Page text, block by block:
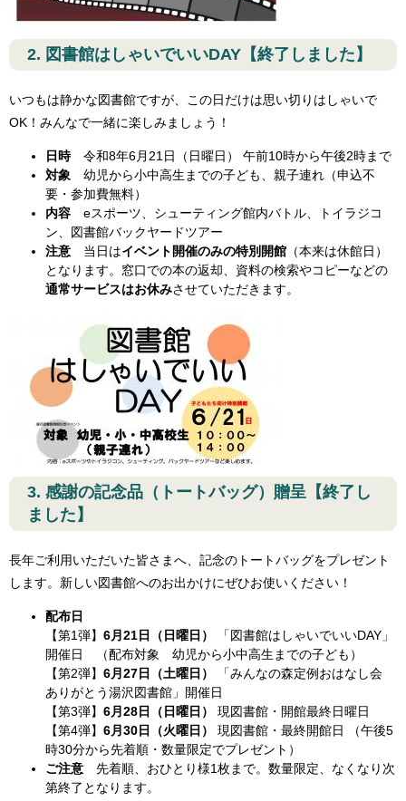
2. 図書館はしゃいでいいDAY【終了しました】
いつもは静かな図書館ですが、この日だけは思い切りはしゃいで
OK！みんなで一緒に楽しみましょう！
日時 令和8年6月21日（日曜日） 午前10時から午後2時まで
対象 幼児から小中高生までの子ども、親子連れ（申込不
要・参加費無料）
内容 eスポーツ、シューティング館内バトル、トイラジコ
ン、図書館バックヤードツアー
注意 当日はイベント開催のみの特別開館 （本来は休館日）
となります。窓口での本の返却、資料の検索やコピーなどの
通常サービスはお休みさせていただきます。
3. 感謝の記念品（トートバッグ）贈呈【終了し
ました】
長年ご利用いただいた皆さまへ、記念のトートバッグをプレゼント
します。新しい図書館へのお出かけにぜひお使いください！
配布日
【第1弾】​ 6月21日（日曜日）
「図書館はしゃいでいいDAY」
開催日 （配布対象 幼児から小中高生までの子ども）
【第2弾】​ 6月27日（土曜日）
「みんなの森定例おはなし会
ありがとう湯沢図書館」開催日
【第3弾】​ 6月28日（日曜日）
現図書館・開館最終日曜日
【第4弾】​ 6月30日（火曜日）
現図書館・最終開館日 （午後5
時30分から先着順・数量限定でプレゼント）
ご注意 先着順、おひとり様1枚まで。数量限定、なくなり次
第終了となります。